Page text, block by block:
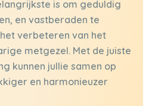
is om geduldig
en vastberaden te
verbeteren van het
metgezel. Met de juiste
kunnen jullie samen op
en harmonieuzer